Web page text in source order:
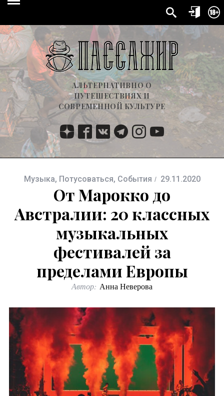
АЛЬТЕРНАТИВНО О
ПУТЕШЕСТВИЯХ И
СОВРЕМЕННОЙ КУЛЬТУРЕ
Музыка, Потусоваться, События 29.11.2020
От Марокко до
Австралии: 20 классных
музыкальных
фестивалей за
пределами Европы
Автор: Анна Неверова